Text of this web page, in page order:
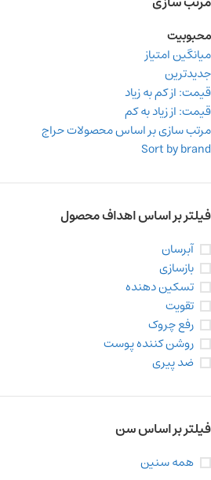
محبوبیت
میانگین امتیاز
جدیدترین
قیمت: از کم به زیاد
قیمت: از زیاد به کم
مرتب سازی بر اساس محصولات حراج
Sort by brand
فیلتر بر اساس اهداف محصول
آبرسان
بازسازی
تسکین دهنده
تقویت
رفع چروک
روشن کننده پوست
ضد پیری
فیلتر بر اساس سن
همه سنین